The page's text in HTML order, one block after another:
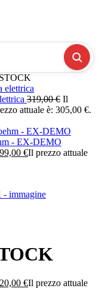
319,00€ Il
attuale è: 305,00 €.
- EX-DEMO
€Il prezzo attuale
€Il prezzo attuale